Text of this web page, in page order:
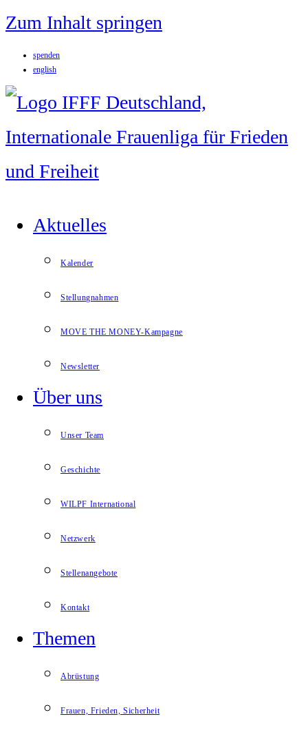
Zum Inhalt springen
spenden
english
Aktuelles
Kalender
Stellungnahmen
MOVE THE MONEY-Kampagne
Newsletter
Über uns
Unser Team
Geschichte
WILPF International
Netzwerk
Stellenangebote
Kontakt
Themen
Abrüstung
Frauen, Frieden, Sicherheit